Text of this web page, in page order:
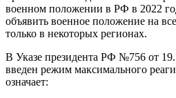
военном положении в РФ в 2022
объявить военное положение на
только в некоторых регионах.
В Указе президента РФ №756 от
введен режим максимального
означает: